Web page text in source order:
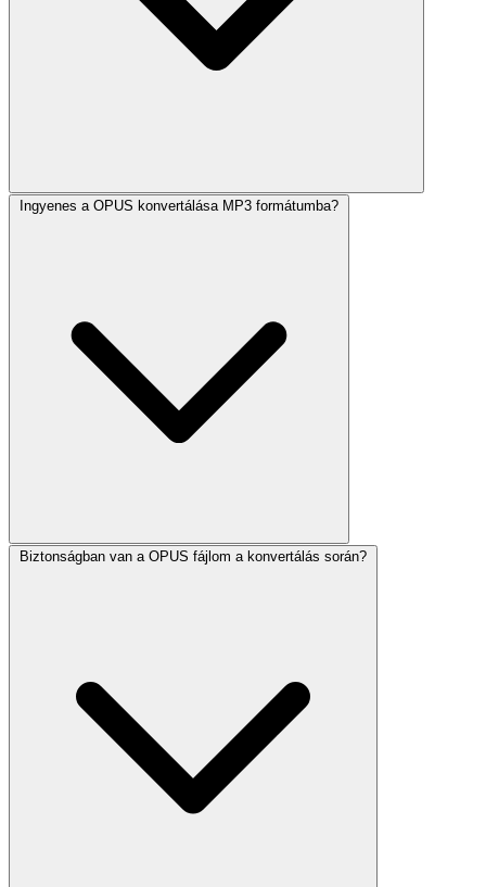
Ingyenes a OPUS konvertálása MP3 formátumba?
Biztonságban van a OPUS fájlom a konvertálás során?